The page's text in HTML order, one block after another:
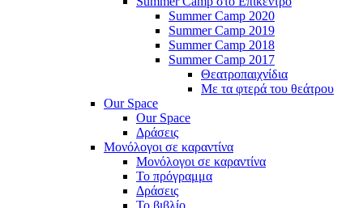
Summer Camp 2020
Summer Camp 2019
Summer Camp 2018
Summer Camp 2017
Θεατροπαιχνίδια
Με τα φτερά του θεάτρου
Our Space
Our Space
Δράσεις
Μονόλογοι σε καραντίνα
Μονόλογοι σε καραντίνα
Το πρόγραμμα
Δράσεις
Το βιβλίο